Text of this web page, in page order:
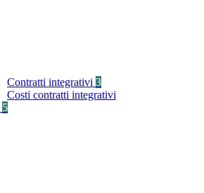
Contratti integrativi 3
Costi contratti integrativi
5